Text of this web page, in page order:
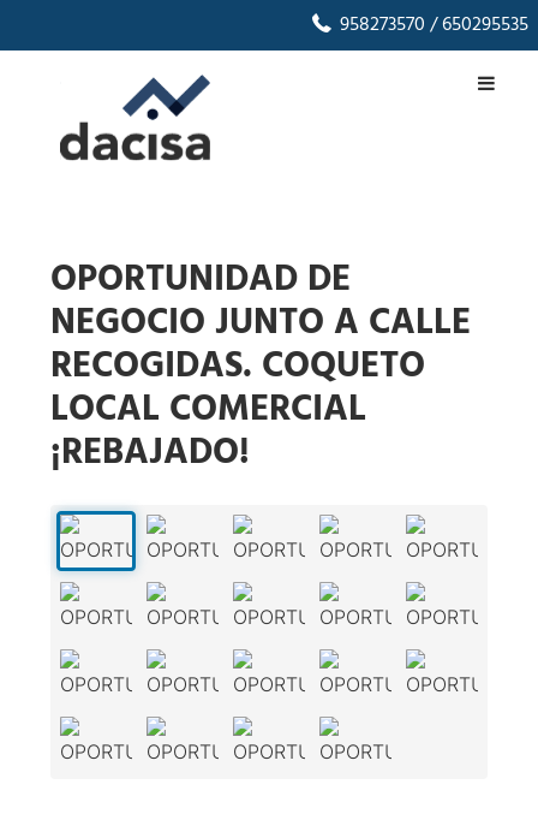
958273570/ 650295535
OPORTUNIDAD DE
NEGOCIO JUNTO A CALLE
RECOGIDAS. COQUETO
LOCAL COMERCIAL
¡REBAJADO!